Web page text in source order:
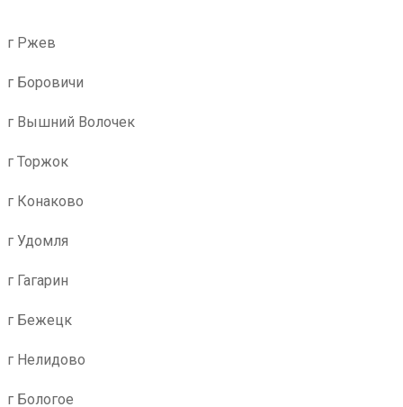
г Ржев
г Боровичи
г Вышний Волочек
г Торжок
г Конаково
г Удомля
г Гагарин
г Бежецк
г Нелидово
г Бологое